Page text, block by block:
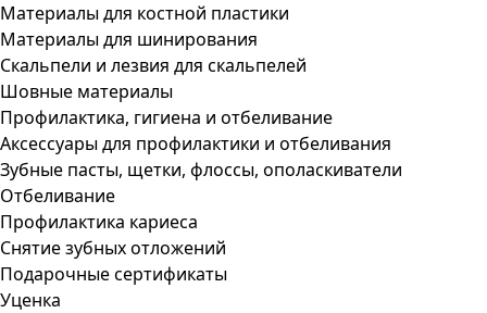
Материалы для костной пластики
Материалы для шинирования
Скальпели и лезвия для скальпелей
Шовные материалы
Профилактика, гигиена и отбеливание
Аксессуары для профилактики и отбеливания
Зубные пасты, щетки, флоссы, ополаскиватели
Отбеливание
Профилактика кариеса
Снятие зубных отложений
Подарочные сертификаты
Уценка